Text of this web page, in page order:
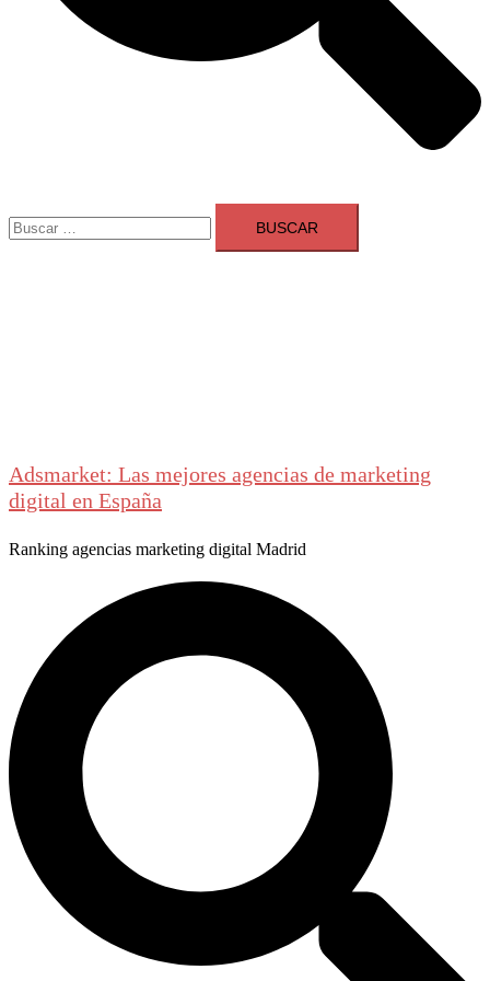
Buscar:
Adsmarket: Las mejores agencias de marketing
digital en España
Ranking agencias marketing digital Madrid